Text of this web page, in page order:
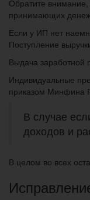
Обратите
принимающих
Если у ИП нет
Поступление
Выдача заработной
Индивидуальные
приказом Минфина
В случае
доходов и
В целом во всех